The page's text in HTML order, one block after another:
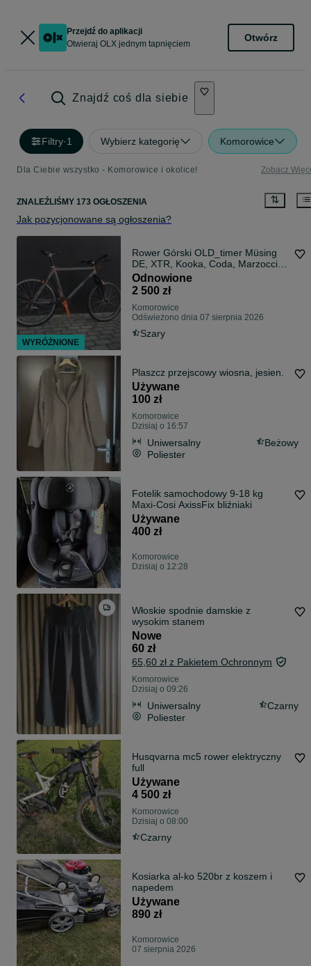
Przejdź do aplikacji
Otwieraj OLX jednym tapnięciem
Otwórz
Znajdź coś dla siebie
Filtry·1 Wybierz kategorię Komorowice
Dla Ciebie wszystko - Komorowice i okolice! Zobacz
ZNALEŹLIŚMY 173 OGŁOSZENIA
Jak pozycjonowane są ogłoszenia?
Rower Górski OLD_timer Müsing
DE, XTR, Kooka, Coda, Marzocci,
Magura, Sztos XL
Odnowione
2 500 zł
Komorowice
Odświeżono dnia 07 sierpnia 2026
Szary
Plaszcz przejscowy wiosna, jesien.
Używane
100 zł
Komorowice
Dzisiaj o 16:57
Uniwersalny
Beżowy
Poliester
Fotelik samochodowy 9-18 kg
Maxi-Cosi AxissFix bliźniaki
Używane
400 zł
Komorowice
Dzisiaj o 12:28
Włoskie spodnie damskie z
wysokim stanem
Nowe
60 zł
65,60 zł z Pakietem Ochronnym
Komorowice
Dzisiaj o 09:26
Uniwersalny
Czarny
Poliester
Husqvarna mc5 rower elektryczny
full
Używane
4 500 zł
Komorowice
Dzisiaj o 08:00
Czarny
Kosiarka al-ko 520br z koszem i
napedem
Używane
890 zł
Komorowice
07 sierpnia 2026
WYRÓŻNIONE